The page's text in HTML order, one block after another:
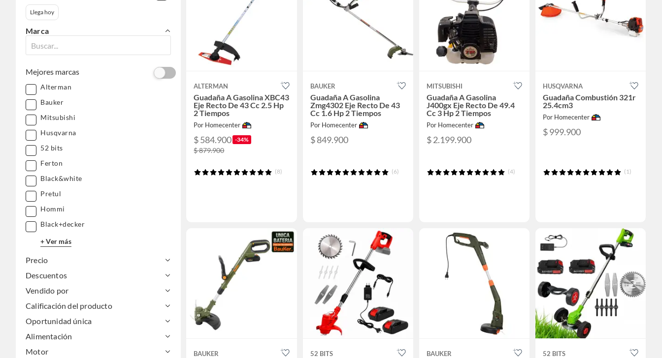
Llega hoy
Marca
Mejores marcas
Alterman
Bauker
Mitsubishi
Husqvarna
52 bits
Ferton
Black&white
Pretul
Hommi
Black+decker
+ Ver más
Precio
Descuentos
Vendido por
Calificación del producto
Oportunidad única
Alimentación
Motor
ALTERMAN
Guadaña A Gasolina XBC43
Eje Recto De 43 Cc 2.5 Hp
2 Tiempos
Por Homecenter
$ 584.900 -34%
$ 879.900
(8)
BAUKER
Guadaña A Gasolina
Zmg4302 Eje Recto De 43
Cc 1.6 Hp 2 Tiempos
Por Homecenter
$ 849.900
(6)
MITSUBISHI
Guadaña A Gasolina
J400gx Eje Recto De 49.4
Cc 3 Hp 2 Tiempos
Por Homecenter
$ 2.199.900
(4)
HUSQVARNA
Guadaña Combustión 321r
25.4cm3
Por Homecenter
$ 999.900
(1)
BAUKER 52 BITS BAUKER 52 BITS